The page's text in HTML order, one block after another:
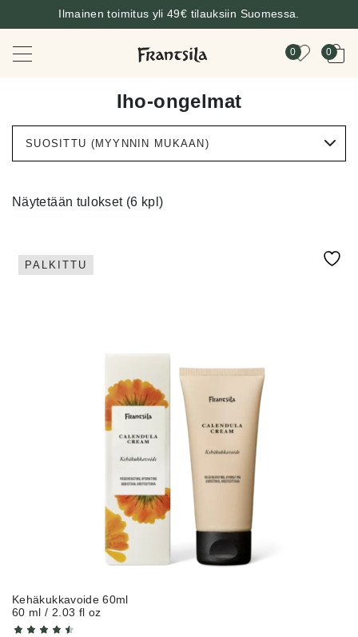
Ilmainen toimitus yli 49€ tilauksiin Suomessa.
0 0
Iho-ongelmat
Näytetään tulokset (6 kpl)
PALKITTU
Kehäkukkavoide 60ml
60 ml / 2.03 fl oz